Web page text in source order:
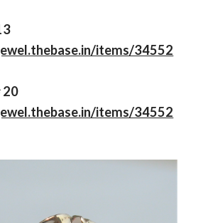
items/34552
20
items/34552